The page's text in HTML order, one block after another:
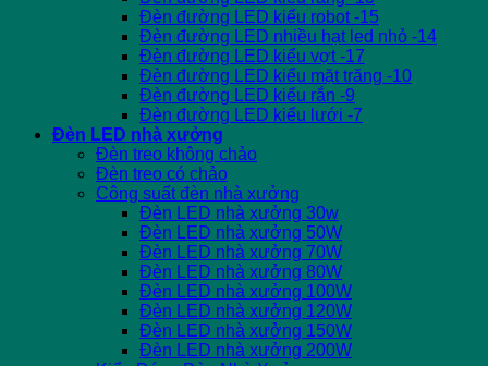
Đèn đường LED kiểu robot -15
Đèn đường LED nhiều hạt led nhỏ -14
Đèn đường LED kiểu vợt -17
Đèn đường LED kiểu mặt trăng -10
Đèn đường LED kiểu rắn -9
Đèn đường LED kiểu lưới -7
Đèn LED nhà xưởng
Đèn treo không chảo
Đèn treo có chảo
Công suất đèn nhà xưởng
Đèn LED nhà xưởng 30w
Đèn LED nhà xưởng 50W
Đèn LED nhà xưởng 70W
Đèn LED nhà xưởng 80W
Đèn LED nhà xưởng 100W
Đèn LED nhà xưởng 120W
Đèn LED nhà xưởng 150W
Đèn LED nhà xưởng 200W